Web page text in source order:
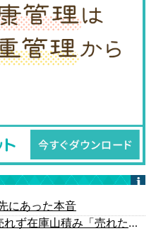
にあった本音
中国、止められないEV製造 売れず在庫山積み「売れたこと」にして補助金を騙し取る事案を思いつきが横行